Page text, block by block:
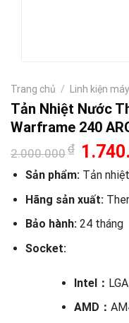
Trang chủ / Linh kiện
Tản Nhiệt Nước
Warframe 240
2.000.000₫ Giá
gốc
là:
Sản phẩm:Tản
Hãng sản xuất:
Bảo hành:24 tháng
Socket:
Intel：
AMD：